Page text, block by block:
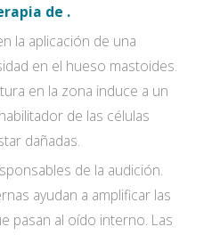
de .
la aplicación de una
en el hueso mastoides.
en la zona induce a un
de las células
dañadas.
de la audición.
ayudan a amplificar las
pasan al oído interno. Las